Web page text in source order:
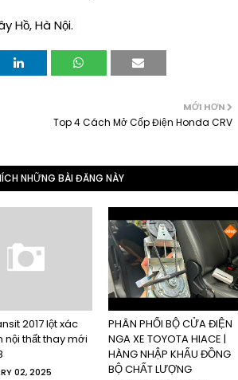
Hồ, Hà Nội.
MỚI HƠN
Top 4 Cách Mở Cốp Điện Honda CRV
NHỮNG BÀI ĐĂNG NÀY
2017 lột xác
nội thất thay mới
02, 2025
PHÂN PHỐI BỘ CỬA ĐIỆN
NGA XE TOYOTA HIACE |
HÀNG NHẬP KHẨU ĐỒNG
BỘ CHẤT LƯỢNG